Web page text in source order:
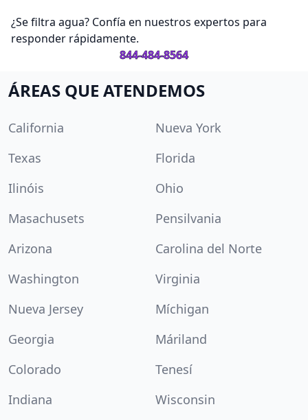
¿Se filtra agua? Confía en nuestros expertos para
responder rápidamente.
844-484-8564
ÁREAS QUE ATENDEMOS
California
Nueva York
Texas
Florida
Ilinóis
Ohio
Masachusets
Pensilvania
Arizona
Carolina del Norte
Washington
Virginia
Nueva Jersey
Míchigan
Georgia
Máriland
Colorado
Tenesí
Indiana
Wisconsin